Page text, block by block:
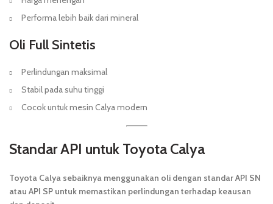
Performa lebih baik dari mineral
Oli Full Sintetis
Perlindungan maksimal
Stabil pada suhu tinggi
Cocok untuk mesin Calya modern
Standar API untuk Toyota Calya
Toyota Calya sebaiknya menggunakan oli dengan standar API SN
atau API SP untuk memastikan perlindungan terhadap keausan